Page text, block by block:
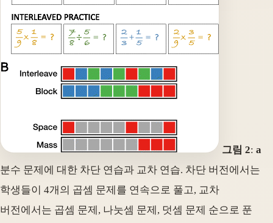
그림 2: a
분수 문제에 대한 차단 연습과 교차 연습. 차단 버전에서는
학생들이 4개의 곱셈 문제를 연속으로 풀고, 교차
버전에서는 곱셈 문제, 나눗셈 문제, 덧셈 문제 순으로 푼